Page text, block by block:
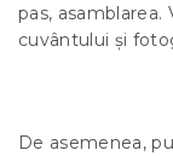
pas,
cuvântului și
De asemenea,